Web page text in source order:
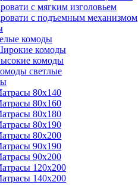
с мягким изголовьем
с подъемным механизмом
комоды
комоды
комоды
светлые
80х140
80х160
80х180
80х190
80х200
90х190
90х200
120х200
140х200